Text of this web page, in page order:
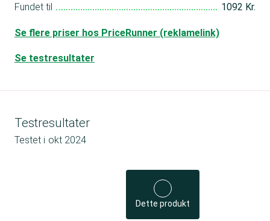
Fundet til 1092 Kr.
Se flere priser hos PriceRunner (reklamelink)
Se testresultater
Testresultater
Testet i okt 2024
Dette produkt